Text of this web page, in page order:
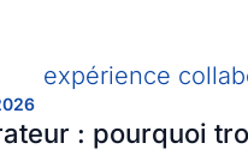
: pourquoi